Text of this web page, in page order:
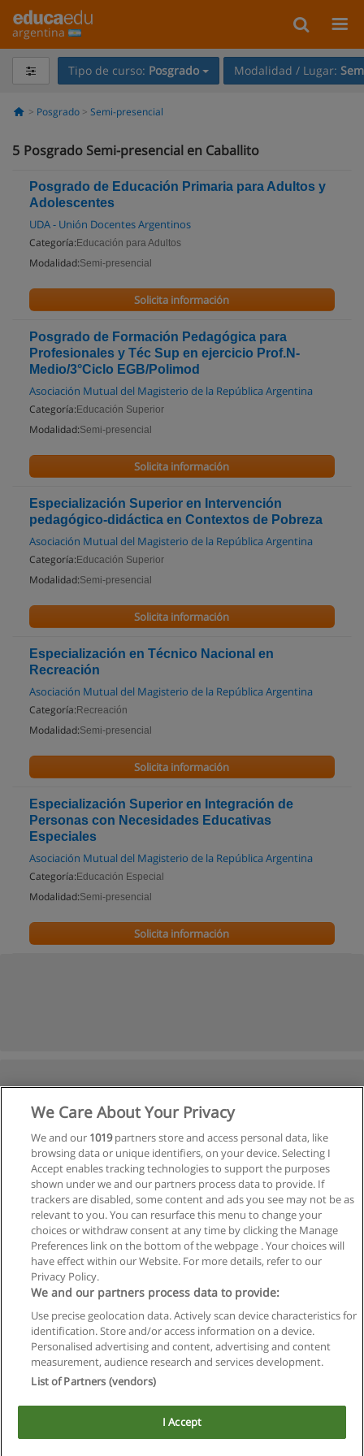
argentina
Tipo de curso: Posgrado Modalidad / Lugar:
Posgrado Semi-presencial
5 Posgrado Semi-presencial en Caballito
Posgrado de Educación Primaria para Adultos y
Adolescentes
UDA - Unión Docentes Argentinos
Categoría: Educación para Adultos
Modalidad:Semi-presencial
Solicita información
Posgrado de Formación Pedagógica para
Profesionales y Téc Sup en ejercicio Prof.N-
Medio/3°Ciclo EGB/Polimod
Asociación Mutual del Magisterio de la República Argentina
Categoría: Educación Superior
Modalidad:Semi-presencial
Solicita información
Especialización Superior en Intervención
pedagógico-didáctica en Contextos de Pobreza
Asociación Mutual del Magisterio de la República Argentina
Categoría: Educación Superior
Modalidad:Semi-presencial
Solicita información
Especialización en Técnico Nacional en
Recreación
Asociación Mutual del Magisterio de la República Argentina
Categoría: Recreación
Modalidad:Semi-presencial
Solicita información
Especialización Superior en Integración de
Personas con Necesidades Educativas
Especiales
Asociación Mutual del Magisterio de la República Argentina
Categoría: Educación Especial
Modalidad:Semi-presencial
Solicita información
Reglas de uso
Privacidad de datos
Contactar con Educaedu
Copyright © Educaedu Business S.L. - CIF : B-95610580: -
www.educaedu.com.ar
We Care About Your Privacy
We and our 1019partners store and access personal data, like
browsing data or unique identifiers, on your device. Selecting I
Accept enables tracking technologies to support the purposes
shown under we and our partners process data to provide. If
trackers are disabled, some content and ads you see may not be as
relevant to you. You can resurface this menu to change your
choices or withdraw consent at any time by clicking the Manage
Preferences link on the bottom of the webpage . Your choices will
have effect within our Website. For more details, refer to our
Privacy Policy.
We and our partners process data to provide:
Use precise geolocation data. Actively scan device characteristics for
identification. Store and/or access information on a device.
Personalised advertising and content, advertising and content
measurement, audience research and services development.
List of Partners (vendors)
I Accept